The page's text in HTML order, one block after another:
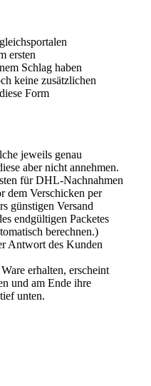
ersten
Schlag haben
keine zusätzlichen
Form
jeweils genau
aber nicht annehmen.
für DHL-Nachnahmen
dem Verschicken per
günstigen Versand
endgültigen Packetes
berechnen.)
Antwort des Kunden
erhalten, erscheint
und am Ende ihre
unten.